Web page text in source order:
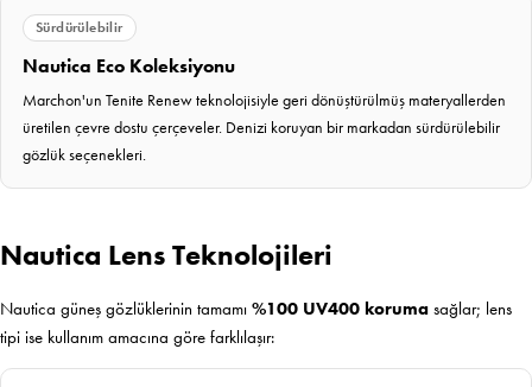
Sürdürülebilir
Nautica Eco Koleksiyonu
Marchon'un Tenite Renew teknolojisiyle geri dönüştürülmüş materyallerden
üretilen çevre dostu çerçeveler. Denizi koruyan bir markadan sürdürülebilir
gözlük seçenekleri.
Nautica Lens Teknolojileri
Nautica güneş gözlüklerinin tamamı %100 UV400 koruma sağlar; lens
tipi ise kullanım amacına göre farklılaşır: